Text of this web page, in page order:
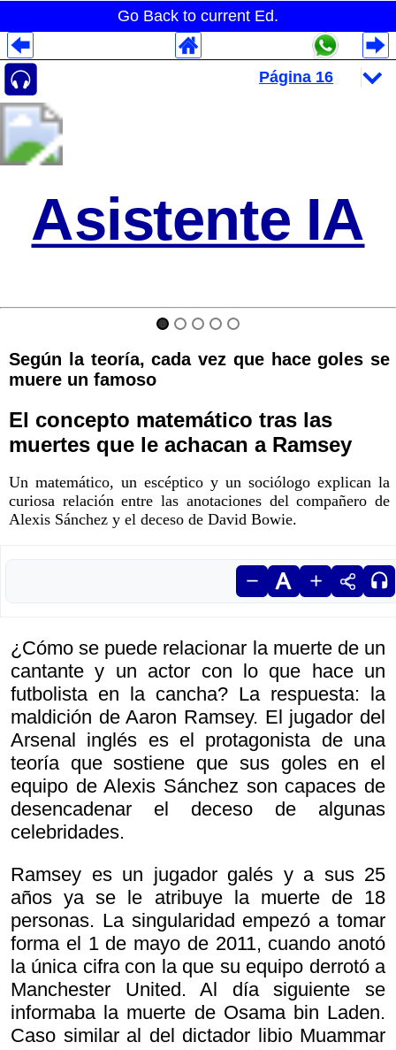
Go Back to current Ed.
Asistente IA
Según la teoría, cada vez que hace goles se
muere un famoso
El concepto matemático tras las
muertes que le achacan a Ramsey
Un matemático, un escéptico y un sociólogo explican la
curiosa relación entre las anotaciones del compañero de
Alexis Sánchez y el deceso de David Bowie.
¿Cómo se puede relacionar la muerte de un
cantante y un actor con lo que hace un
futbolista en la cancha? La respuesta: la
maldición de Aaron Ramsey. El jugador del
Arsenal inglés es el protagonista de una
teoría que sostiene que sus goles en el
equipo de Alexis Sánchez son capaces de
desencadenar el deceso de algunas
celebridades.
Ramsey es un jugador galés y a sus 25
años ya se le atribuye la muerte de 18
personas. La singularidad empezó a tomar
forma el 1 de mayo de 2011, cuando anotó
la única cifra con la que su equipo derrotó a
Manchester United. Al día siguiente se
informaba la muerte de Osama bin Laden.
Caso similar al del dictador libio Muammar
Despliegues Analytics
Despliegues Totales
Despliegues por Rubros